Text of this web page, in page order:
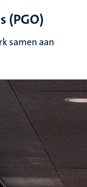
(PGO)
samen aan